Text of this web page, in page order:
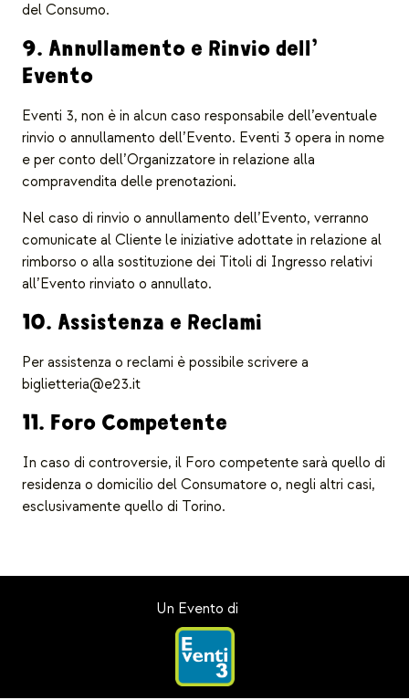
del Consumo.
9. Annullamento e Rinvio dell’
Evento
Eventi 3, non è in alcun caso responsabile dell’eventuale
rinvio o annullamento dell’Evento. Eventi 3 opera in nome
e per conto dell’Organizzatore in relazione alla
compravendita delle prenotazioni.
Nel caso di rinvio o annullamento dell’Evento, verranno
comunicate al Cliente le iniziative adottate in relazione al
rimborso o alla sostituzione dei Titoli di Ingresso relativi
all’Evento rinviato o annullato.
10. Assistenza e Reclami
Per assistenza o reclami è possibile scrivere a
biglietteria@e23.it
11. Foro Competente
In caso di controversie, il Foro competente sarà quello di
residenza o domicilio del Consumatore o, negli altri casi,
esclusivamente quello di Torino.
Un Evento di